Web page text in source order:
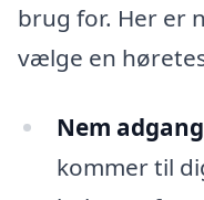
brug for. Her er
vælge en
Nem
kommer til